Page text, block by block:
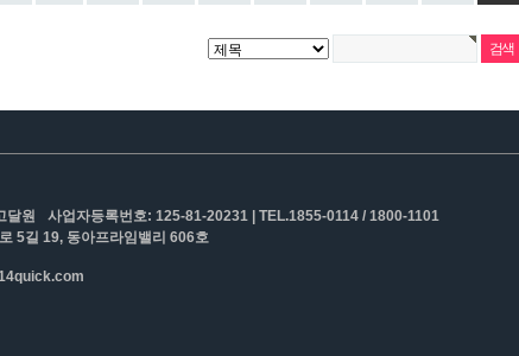
달원
사업자등록번호: 125-81-20231 | TEL.1855-0114 / 1800-1101
5길 19, 동아프라임밸리 606호